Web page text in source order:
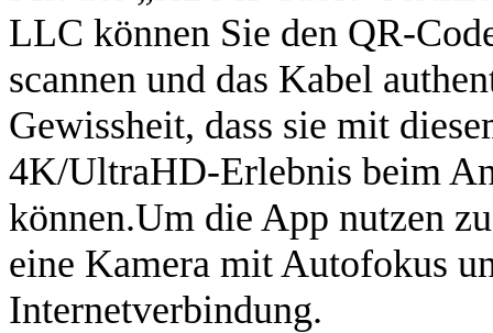
LLC können Sie den QR-
scannen und das Kabel
Gewissheit, dass sie mit
4K/UltraHD-Erlebnis beim
können.Um die App nutzen
eine Kamera mit Autofokus
Internetverbindung.